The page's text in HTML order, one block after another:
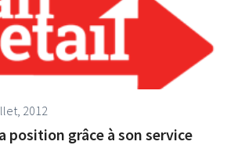
2012
position grâce à son service